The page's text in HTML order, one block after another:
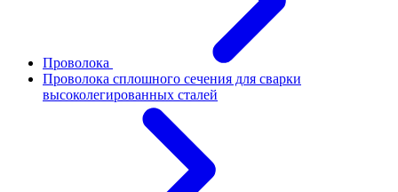
Проволока
Проволока сплошного сечения для сварки
высоколегированных сталей